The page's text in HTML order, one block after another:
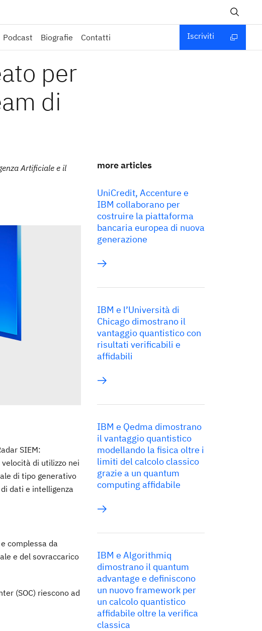
Podcast Biografie Contatti Iscriviti
per
di
Artificiale e il
SIEM:
di utilizzo nei
di tipo generativo
dati e intelligenza
complessa da
e del sovraccarico
(SOC) riescono ad
more articles
UniCredit, Accenture e
IBM collaborano per
costruire la piattaforma
bancaria europea di nuova
generazione
IBM e l’Università di
Chicago dimostrano il
vantaggio quantistico con
risultati verificabili e
affidabili
IBM e Qedma dimostrano
il vantaggio quantistico
modellando la fisica oltre i
limiti del calcolo classico
grazie a un quantum
computing affidabile
IBM e Algorithmiq
dimostrano il quantum
advantage e definiscono
un nuovo framework per
un calcolo quantistico
affidabile oltre la verifica
classica